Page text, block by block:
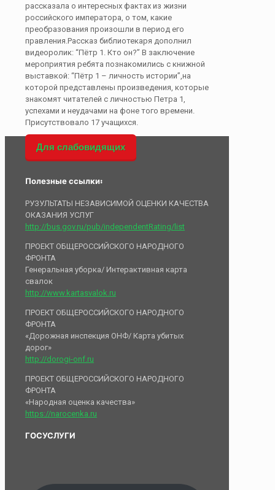
рассказала о интересных фактах из жизни
российского императора, о том, какие
преобразования произошли в период его
правления.Рассказ библиотекаря дополнил
видеоролик: “Пётр 1. Кто он?” В заключение
мероприятия ребята познакомились с книжной
выставкой: “Пётр 1 – личность истории”,на
которой представлены произведения, которые
знакомят читателей с личностью Петра 1,
успехами и неудачами на фоне того времени.
Присутствовало 17 учащихся.
Для слабовидящих
Полезные ссылки:
РУЗУЛЬТАТЫ НЕЗАВИСИМОЙ ОЦЕНКИ КАЧЕСТВА
ОКАЗАНИЯ УСЛУГ
http://bus.gov.ru/pub/independentRating/list
ПРОЕКТ ОБЩЕРОССИЙСКОГО НАРОДНОГО
ФРОНТА
Генеральная уборка/ Интерактивная карта
свалок
http://www.kartasvalok.ru
ПРОЕКТ ОБЩЕРОССИЙСКОГО НАРОДНОГО
ФРОНТА
«Дорожная инспекция ОНФ/ Карта убитых
дорог»
http://dorogi-onf.ru
ПРОЕКТ ОБЩЕРОССИЙСКОГО НАРОДНОГО
ФРОНТА
«Народная оценка качества»
https://narocenka.ru
ГОСУСЛУГИ